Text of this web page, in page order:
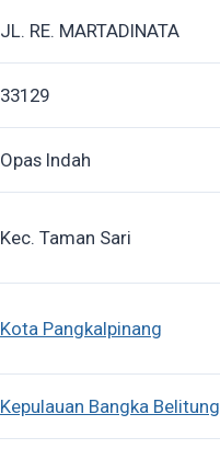
JL. RE. MARTADINATA
33129
Opas Indah
Kec. Taman Sari
Kota Pangkalpinang
Kepulauan Bangka Belitung